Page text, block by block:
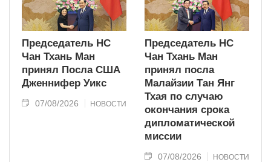
Председатель НС
Чан Тхань Ман
принял Посла США
Дженнифер Уикс
07/08/2026 НОВОСТИ
Председатель НС
Чан Тхань Ман
принял посла
Малайзии Тан Янг
Тхая по случаю
окончания срока
дипломатической
миссии
07/08/2026 НОВОСТИ